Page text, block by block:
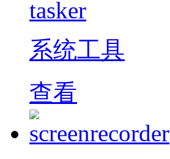
tasker
系统工具
查看